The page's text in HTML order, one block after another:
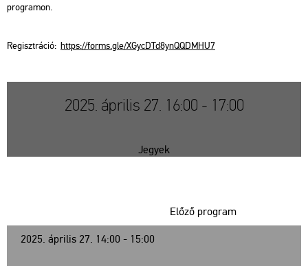
prog­ra­mon.
Re­giszt­rá­ció: https://​forms.​gle/​XGy​cDTd​8ynQ​QDMH​U7
2025. április 27. 16:00 - 17:00
Jegyek
2025. április 27. 14:00 - 15:00
Előző program